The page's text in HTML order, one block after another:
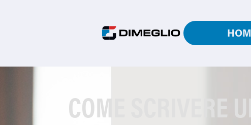
COME SCRIVERE